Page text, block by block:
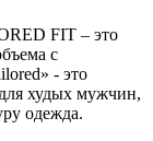
FIT – это
с
- это
худых мужчин,
одежда.